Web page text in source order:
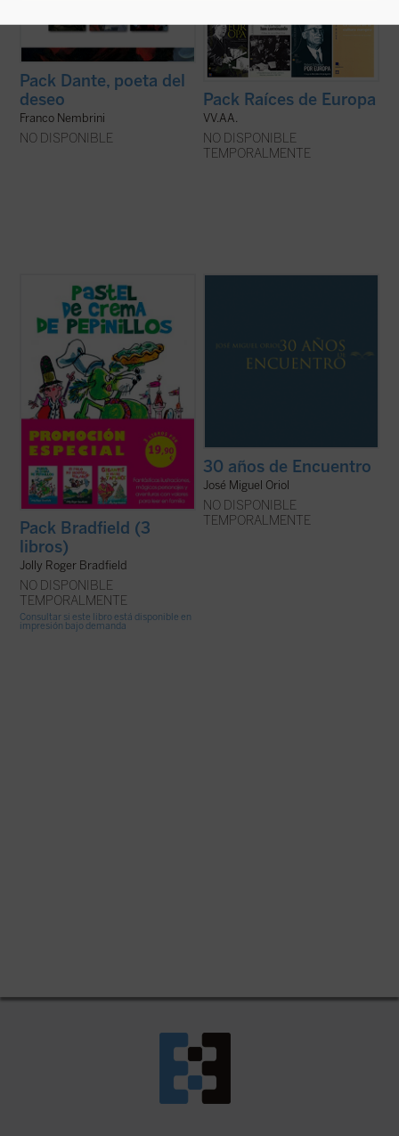
Pack Dante, poeta del
deseo
Franco Nembrini
NO DISPONIBLE
Pack Raíces de Europa
VV.AA.
NO DISPONIBLE
TEMPORALMENTE
Para primeros lectores apasionados por
los cuentos con dibujos, Jolly Roger
Bradfield (1924, Minnesota) es un clásico
imprescindible. Uno de los pocos
ilustradores que también se precia de ser
autor de grandes historias, comenzó su
carrera como ...(ver ficha)
Pack Bradfield (3
libros)
Jolly Roger Bradfield
NO DISPONIBLE
TEMPORALMENTE
Consultar si este libro está disponible en
impresión bajo demanda
el trabajo, el interés, la colaboración y la
amistad de las muchas personas que han
contribuido, y siguen haciéndolo, a ... (ver
30 años de Encuentro
José Miguel Oriol
NO DISPONIBLE
TEMPORALMENTE